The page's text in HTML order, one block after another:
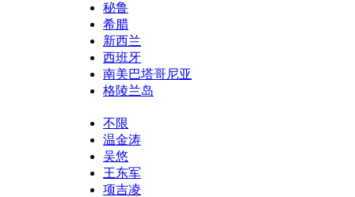
秘鲁
希腊
新西兰
西班牙
南美巴塔哥尼亚
格陵兰岛
不限
温金涛
吴悠
王东军
项吉凌